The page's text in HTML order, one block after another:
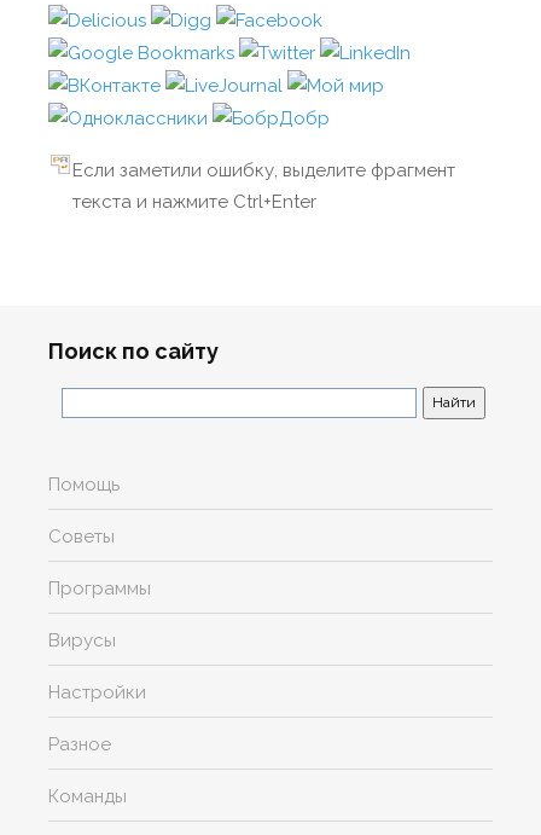
Если заметили ошибку, выделите фрагмент
текста и нажмите Ctrl+Enter
Поиск по сайту
Помощь
Советы
Программы
Вирусы
Настройки
Разное
Команды